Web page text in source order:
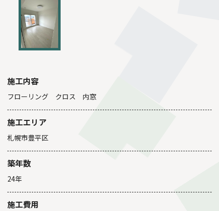
施工内容
フローリング クロス 内窓
施工エリア
札幌市豊平区
築年数
24年
施工費用